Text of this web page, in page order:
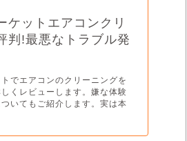
ケットエアコンクリ
判!最悪なトラブル発
でエアコンのクリーニングを
くレビューします。嫌な体験
いてもご紹介します。実は本